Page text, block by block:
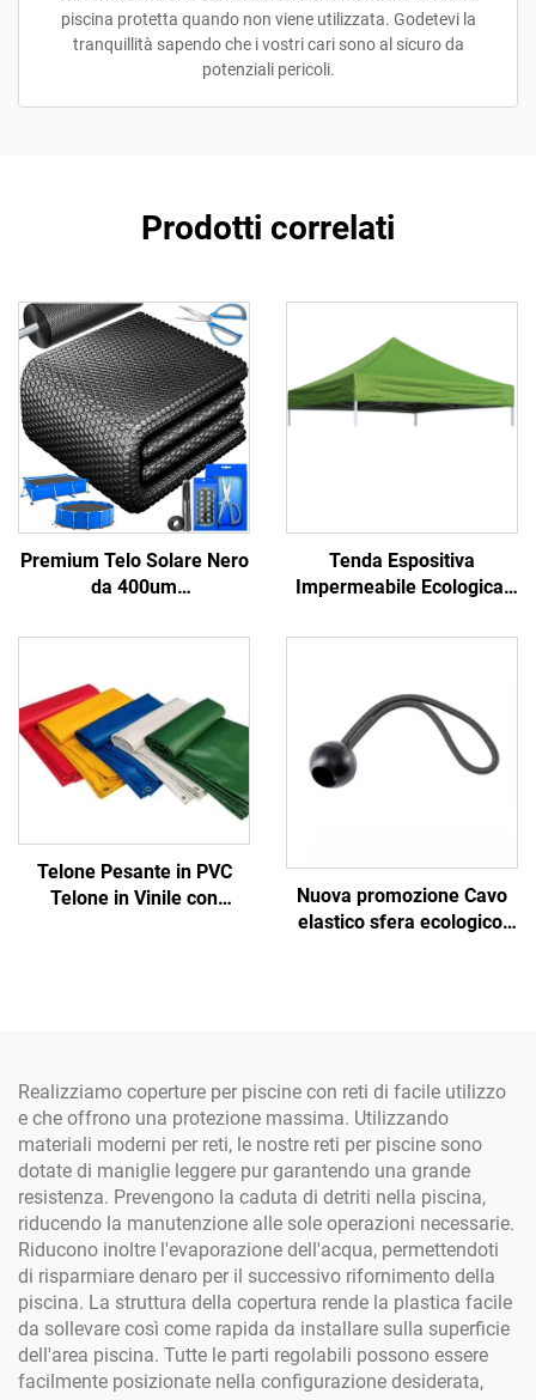
piscina protetta quando non viene utilizzata. Godetevi la
tranquillità sapendo che i vostri cari sono al sicuro da
potenziali pericoli.
Prodotti correlati
Premium Telo Solare Nero
da 400um
Dissipatore di Calore
Risparmio su Vari
Avvolgibili per Piscina
Tenda Espositiva
Impermeabile Ecologica,
da Montare, Tendalino da
all'Aperto
Telone Pesante in PVC
Telone in Vinile con
Nuova promozione Cavo
elastico sfera ecologico,
Realizziamo coperture per piscine con reti di facile utilizzo
e che offrono una protezione massima. Utilizzando
materiali moderni per reti, le nostre reti per piscine sono
dotate di maniglie leggere pur garantendo una grande
resistenza. Prevengono la caduta di detriti nella piscina,
riducendo la manutenzione alle sole operazioni necessarie.
Riducono inoltre l'evaporazione dell'acqua, permettendoti
di risparmiare denaro per il successivo rifornimento della
piscina. La struttura della copertura rende la plastica facile
da sollevare così come rapida da installare sulla superficie
dell'area piscina. Tutte le parti regolabili possono essere
facilmente posizionate nella configurazione desiderata,